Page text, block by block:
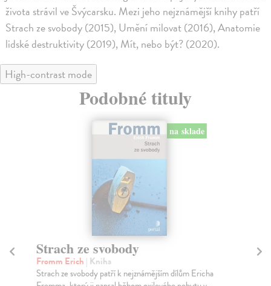
života strávil ve Švýcarsku. Mezi jeho nejznámější knihy patří
Strach ze svobody (2015), Umění milovat (2016), Anatomie
lidské destruktivity (2019), Mít, nebo být? (2020).
High-contrast mode
Podobné tituly
na sklade
Strach ze svobody
Fromm Erich | Kniha
Strach ze svobody patří k nejznámějším dílům Ericha